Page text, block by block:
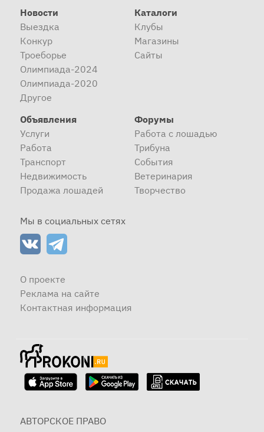
Новости
Выездка
Конкур
Троеборье
Олимпиада-2024
Олимпиада-2020
Другое
Каталоги
Клубы
Магазины
Сайты
Объявления
Услуги
Работа
Транспорт
Недвижимость
Продажа лошадей
Форумы
Работа с лошадью
Трибуна
События
Ветеринария
Творчество
Мы в социальных сетях
О проекте
Реклама на сайте
Контактная информация
АВТОРСКОЕ ПРАВО